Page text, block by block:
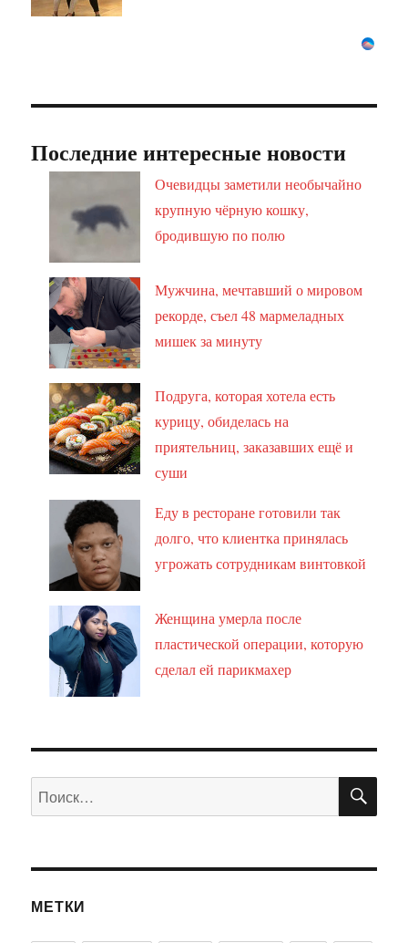
Последние интересные новости
Очевидцы заметили необычайно
крупную чёрную кошку,
бродившую по полю
Мужчина, мечтавший о мировом
рекорде, съел 48 мармеладных
мишек за минуту
Подруга, которая хотела есть
курицу, обиделась на
приятельниц, заказавших ещё и
суши
Еду в ресторане готовили так
долго, что клиентка принялась
угрожать сотрудникам винтовкой
Женщина умерла после
пластической операции, которую
сделал ей парикмахер
Искать:
МЕТКИ